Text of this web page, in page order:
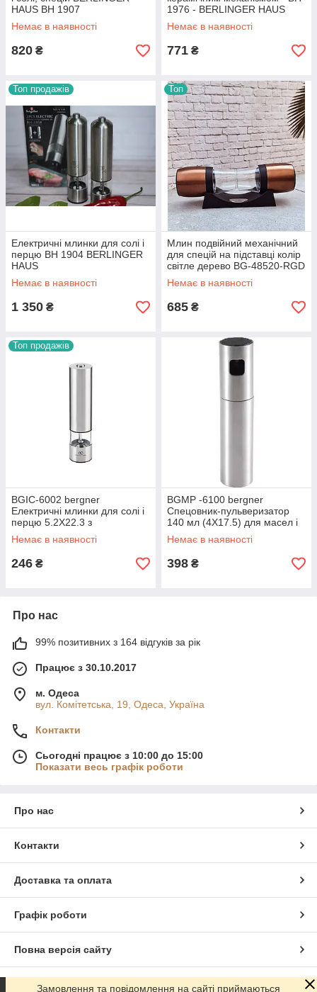
HAUS ВН 1907
Немає в наявності
820 ₴
1976 - BERLINGER HAUS
Немає в наявності
771 ₴
Топ продажів
Електричні млинки для солі і
перцю BH 1904 BERLINGER
HAUS
Немає в наявності
1 350 ₴
Топ
Млин подвійний механічний
для спецій на підставці колір
світле дерево BG-48520-RGD
Немає в наявності
685 ₴
Топ продажів
BGIC-6002 bergner
Електричні млинки для солі і
перцю 5.2X22.3 з
нержавіючої сталі, керамічні
Немає в наявності
246 ₴
BGMP -6100 bergner
Спецовник-пульверизатор
140 мл (4X17.5) для масел і
оцту з нержавіючої сталі
Немає в наявності
398 ₴
Про нас
99% позитивних з 164 відгуків за рік
Працює з 30.10.2017
м. Одеса
вул. Комітетська, 19, Одеса, Україна
Контакти
Сьогодні працює з 10:00 до 15:00
Показати весь графік роботи
Про нас
Контакти
Доставка та оплата
Графік роботи
Повна версія сайту
Сайт створено на маркетплейсі Prom.ua
Замовлення та повідомлення на сайті приймаються